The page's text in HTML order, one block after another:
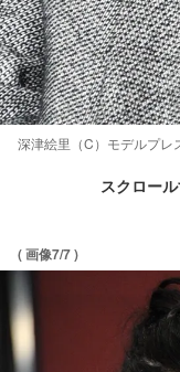
深津絵里（C）モデルプレ
スクロー
( 画像7/7 )